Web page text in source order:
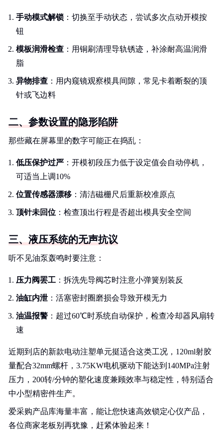
手动模式解锁 ：切换至手动状态，尝试多次点动开模按
钮
模板润滑检查 ：用铜刷清理导轨锈迹，补涂耐高温润滑
脂
异物排查 ：用内窥镜观察模具间隙，常见卡着断裂的顶
针或飞边料
二、参数设置的隐形陷阱
那些藏在屏幕里的数字可能正在捣乱：
低压保护过严 ：开模初段压力低于设定值会自动停机，
可适当上调10%
位置传感器漂移 ：清洁磁栅尺后重新校准原点
顶针未回位 ：检查顶出行程是否超出模具安全空间
三、液压系统的无声抗议
听不见油泵轰鸣时要注意：
压力阀罢工 ：拆洗先导阀芯时注意小弹簧别装反
油缸内泄：活塞密封圈磨损会导致开模无力
油温报警 ：超过60℃时系统自动保护，检查冷却器风扇转
速
近期到店的新款电动注塑单元挺适合这类工况，120ml射胶
量配合32mm螺杆，3.75KW电机驱动下能达到140MPa注射
压力，200转/分钟的塑化速度兼顾效率与稳定性，特别适合
中小型精密件生产。
爱采购产品库海量丰富，能让您快速高效锁定心仪产品，
各位商家老板别再犹豫，赶紧体验起来！